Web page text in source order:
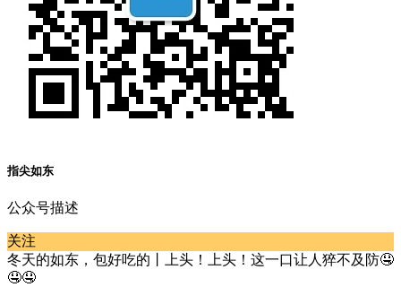
指尖如东
公众号描述
关注
冬天的如东，包好吃的丨上头！上头！这一口让人猝不及防🤤
🤤🤤